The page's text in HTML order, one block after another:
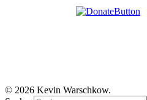
© 2026 Kevin Warschkow.